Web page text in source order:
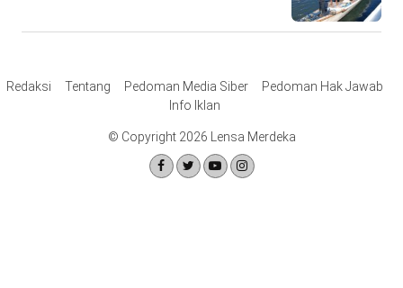
Redaksi Tentang Pedoman Media Siber
Pedoman Hak Jawab
Info Iklan
© Copyright 2026 Lensa Merdeka